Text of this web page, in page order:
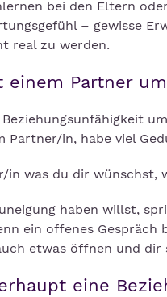
bei den Eltern
– gewisse
real zu werden.
einem Partner
Partner/in, habe viel
in was du dir wünschst,
haben willst,
ein offenes
etwas öffnen und
eine